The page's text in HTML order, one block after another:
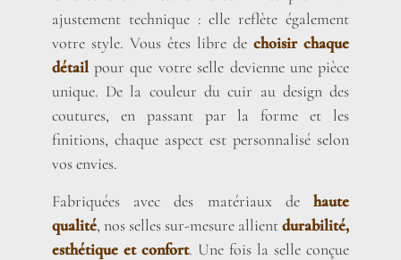
ajustement technique : elle reflète également
votre style. Vous êtes libre dechoisir chaque
détailpour que votre selle devienne une pièce
unique. De la couleur du cuir au design des
coutures, en passant par la forme et les
finitions, chaque aspect est personnalisé selon
vos envies.
Fabriquées avec des matériaux dehaute
qualité, nos selles sur-mesure allientdurabilité,
esthétique et confort. Une fois la selle conçue